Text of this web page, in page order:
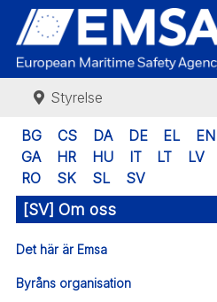
Styrelse
BG CS DA DE EL EN
GA
HR HU IT LT LV
RO
SK SL SV
[SV] Om oss
Det här är Emsa
Byråns organisation